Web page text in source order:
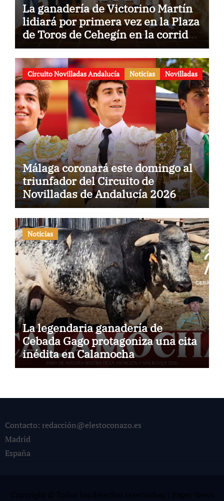
La ganadería de Victorino Martín
lidiará por primera vez en la Plaza
de Toros de Cehegín en la corrida
conmemorativa de su 125
aniversario
Circuito Novilladas Andalucía Noticias Novilladas
Málaga coronará este domingo al
triunfador del Circuito de
Novilladas de Andalucía 2026
Noticias
La legendaria ganadería de
Cebada Gago protagoniza una cita
inédita en Calamocha
Contacto: redacción@elestoconazo.es
Madrid
España